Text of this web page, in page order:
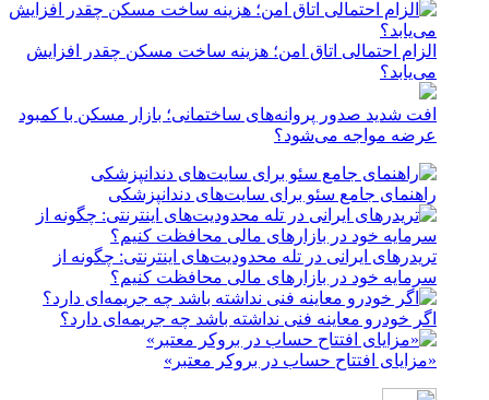
الزام احتمالی اتاق امن؛ هزینه ساخت مسکن چقدر افزایش
می‌یابد؟
افت شدید صدور پروانه‌های ساختمانی؛ بازار مسکن با کمبود
عرضه مواجه می‌شود؟
راهنمای جامع سئو برای سایت‌های دندانپزشکی
تریدرهای ایرانی در تله محدودیت‌های اینترنتی: چگونه از
سرمایه خود در بازارهای مالی محافظت کنیم؟
اگر خودرو معاینه فنی نداشته باشد چه جریمه‌ای دارد؟
«مزایای افتتاح حساب در بروکر معتبر»